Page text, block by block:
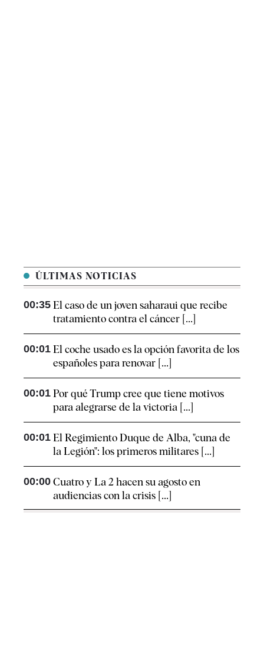
ÚLTIMAS NOTICIAS
00:35 El caso de un joven saharaui que recibe
tratamiento contra el cáncer [...]
00:01 El coche usado es la opción favorita de los
españoles para renovar [...]
00:01 Por qué Trump cree que tiene motivos
para alegrarse de la victoria [...]
00:01 El Regimiento Duque de Alba, "cuna de
la Legión": los primeros militares [...]
00:00 Cuatro y La 2 hacen su agosto en
audiencias con la crisis [...]